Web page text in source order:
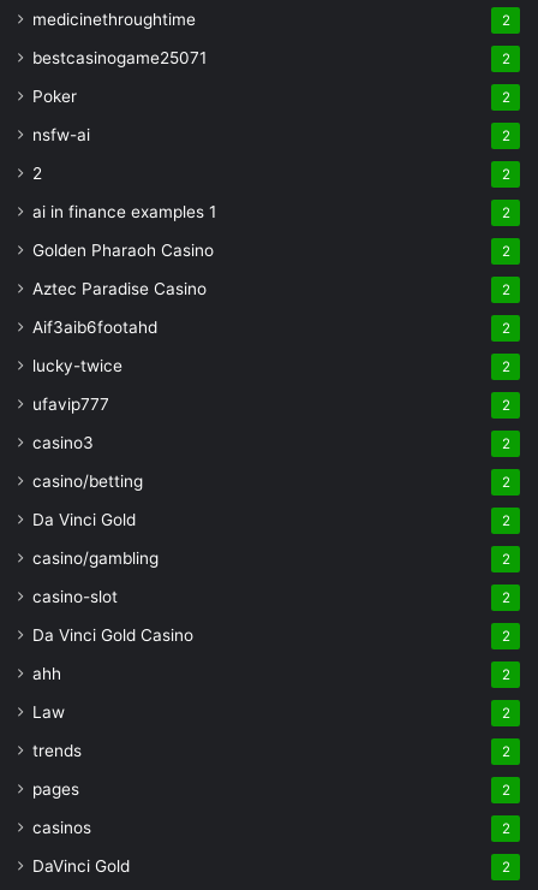
medicinethroughtime 2
bestcasinogame25071 2
Poker 2
nsfw-ai 2
2 2
ai in finance examples 1 2
Golden Pharaoh Casino 2
Aztec Paradise Casino 2
Aif3aib6footahd 2
lucky-twice 2
ufavip777 2
casino3 2
casino/betting 2
Da Vinci Gold 2
casino/gambling 2
casino-slot 2
Da Vinci Gold Casino 2
ahh 2
Law 2
trends 2
pages 2
casinos 2
DaVinci Gold 2